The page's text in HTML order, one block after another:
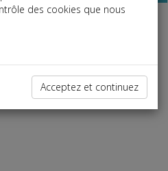
des cookies que nous
Acceptez et continuez